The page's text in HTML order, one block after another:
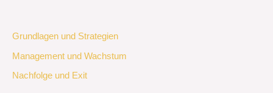
Grundlagen und Strategien
Management und Wachstum
Nachfolge und Exit